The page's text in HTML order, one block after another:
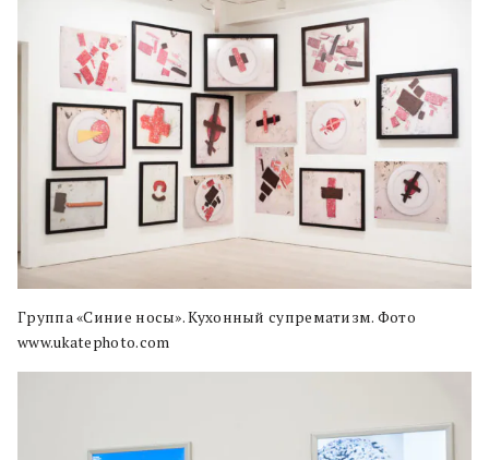
Группа «Синие носы». Кухонный супрематизм. Фото
www.ukatephoto.com